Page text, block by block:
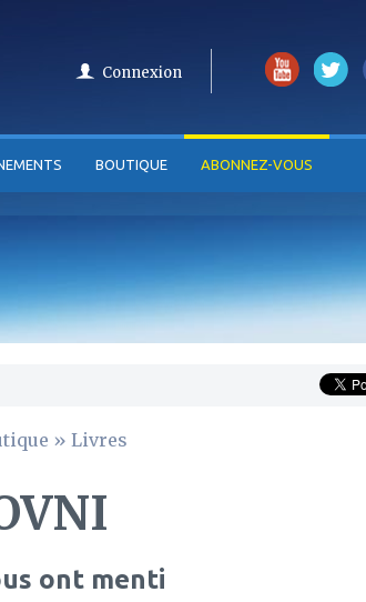
Connexion
BOUTIQUE ABONNEZ-VOUS
» Livres
ont menti